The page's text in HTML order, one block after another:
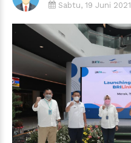
Sabtu, 19 Juni 2021